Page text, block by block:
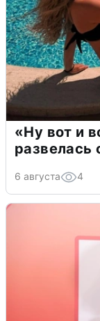
«Ну вот и
6 августа 4